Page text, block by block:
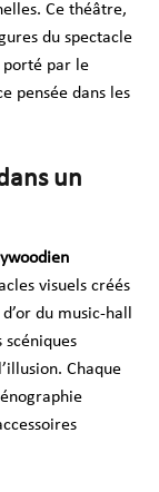
Ce théâtre,
du spectacle
porté par le
pensée dans les
un
visuels créés
du music-hall
Chaque